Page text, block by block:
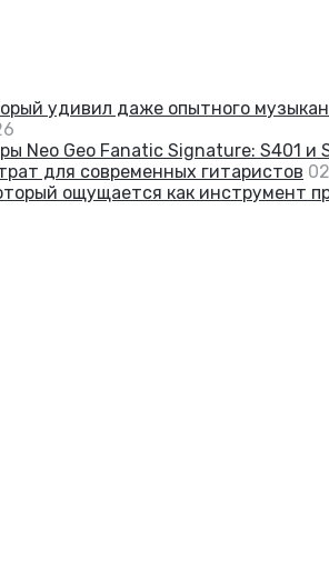
удивил даже опытного
Neo Geo Fanatic Signature: S401 и
для современных гитаристов
ощущается как инструмент